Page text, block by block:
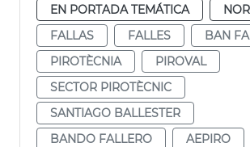
EN PORTADA TEMÁTICA
FALLAS
FALLES
BAN
PIROTÈCNIA
PIROVAL
SECTOR PIROTÈCNIC
SANTIAGO BALLESTER
BANDO FALLERO
AEPIRO